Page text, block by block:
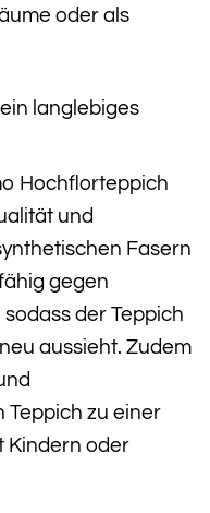
oder als
langlebiges
Hochflorteppich
und
Fasern
gegen
der Teppich
aussieht. Zudem
Teppich zu einer
Kindern oder